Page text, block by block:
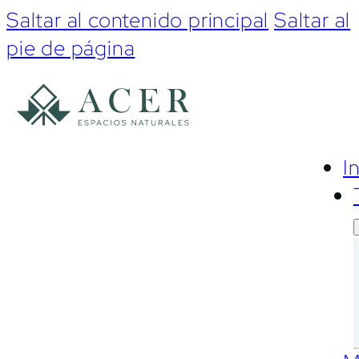
Saltar al contenido principal Saltar al
pie de página